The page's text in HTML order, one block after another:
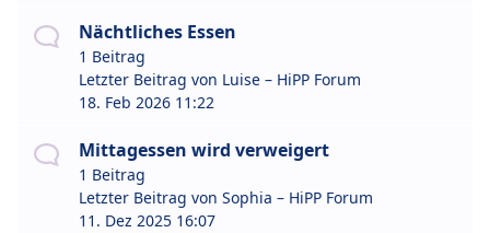
Nächtliches Essen
1 Beitrag
Letzter Beitrag von Luise – HiPP Forum
18. Feb 2026 11:22
Mittagessen wird verweigert
1 Beitrag
Letzter Beitrag von Sophia – HiPP Forum
11. Dez 2025 16:07